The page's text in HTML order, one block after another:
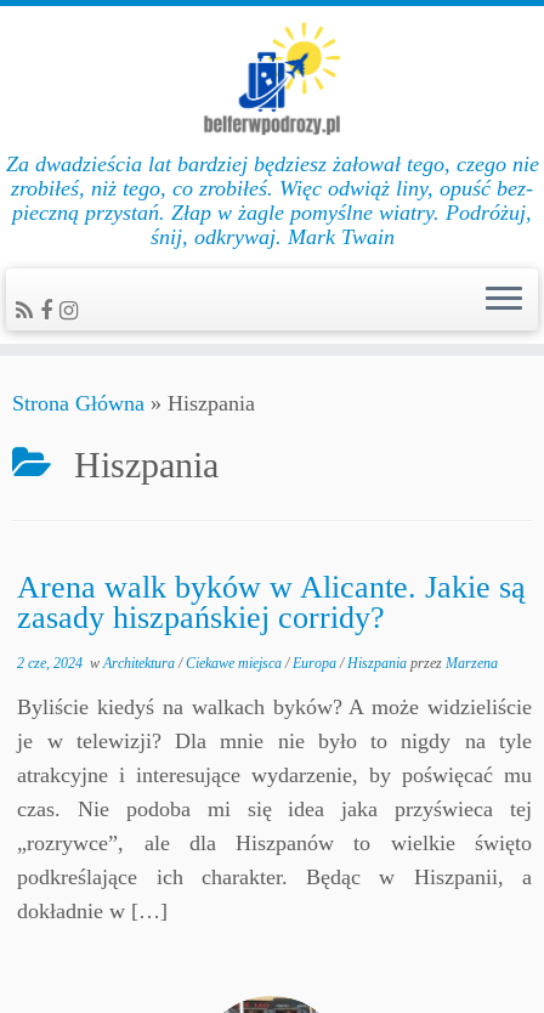
Za dwadzieścia lat bar­dziej będziesz żałował te­go, cze­go nie
zro­biłeś, niż te­go, co zro­biłeś. Więc od­wiąż li­ny, opuść bez­
pie­czną przys­tań. Złap w żag­le po­myślne wiat­ry. Podróżuj,
śnij, odkrywaj. Mark Twain
Strona Główna » Hiszpania
Hiszpania
Arena walk byków w Alicante. Jakie są
zasady hiszpańskiej corridy?
2 cze, 2024 wArchitektura/Ciekawe miejsca/Europa/HiszpaniaprzezMarzena
Byliście kiedyś na walkach byków? A może widzieliście
je w telewizji? Dla mnie nie było to nigdy na tyle
atrakcyjne i interesujące wydarzenie, by poświęcać mu
czas. Nie podoba mi się idea jaka przyświeca tej
„rozrywce”, ale dla Hiszpanów to wielkie święto
podkreślające ich charakter. Będąc w Hiszpanii, a
dokładnie w […]